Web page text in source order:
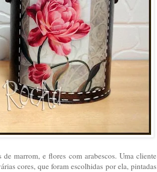
marrom, e flores com arabescos. Uma cliente
cores, que foram escolhidas por ela, pintadas